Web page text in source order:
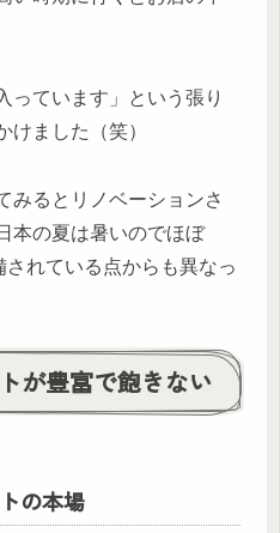
っています」という張り
けました（笑）
みるとリノベーションさ
本の夏は暑いのでほぼ
れている点からも異なっ
が豊富で飽きない
の本場